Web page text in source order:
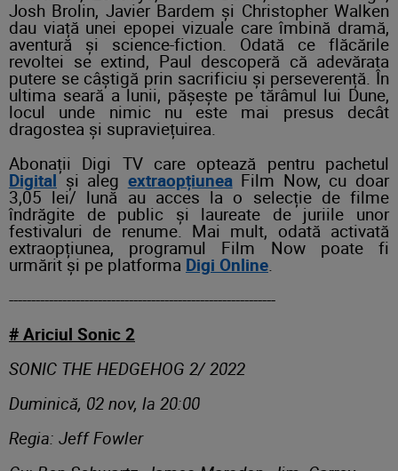
Josh Brolin, Javier Bardem și Christopher Walken
dau viață unei epopei vizuale care îmbină dramă,
aventură și science-fiction. Odată ce flăcările
revoltei se extind, Paul descoperă că adevărata
putere se câștigă prin sacrificiu și perseverență. În
ultima seară a lunii, pășește pe tărâmul lui Dune,
locul unde nimic nu este mai presus decât
dragostea și supraviețuirea.
Abonații Digi TV care optează pentru pachetul
Digitalși aleg extraopțiuneaFilm Now, cu doar
3,05 lei/ lună au acces la o selecție de filme
îndrăgite de public și laureate de juriile unor
festivaluri de renume. Mai mult, odată activată
extraopțiunea, programul Film Now poate fi
urmărit și pe platforma Digi Online
------------------------------------------------------------
# Ariciul Sonic 2
SONIC THE HEDGEHOG 2/ 2022
Duminică, 02 nov, la 20:00
Regia: Jeff Fowler